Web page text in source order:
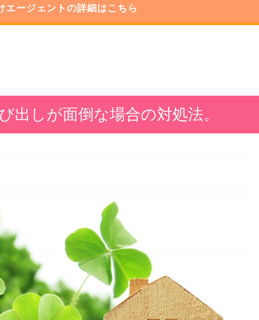
エージェントの詳細はこちら
出しが面倒な場合の対処法。